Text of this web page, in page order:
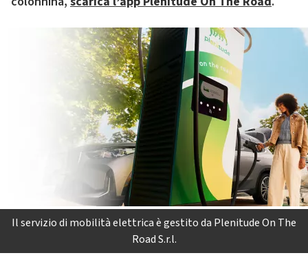
Il servizio di mobilità elettrica è gestito da Plenitude On The
Road S.r.l.